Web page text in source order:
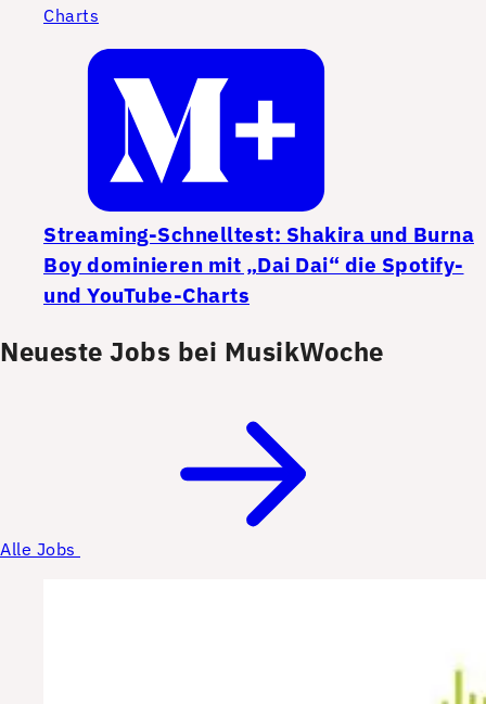
Charts
Streaming-Schnelltest: Shakira und Burna
Boy dominieren mit „Dai Dai“ die Spotify-
und YouTube-Charts
Neueste Jobs bei MusikWoche
Alle Jobs